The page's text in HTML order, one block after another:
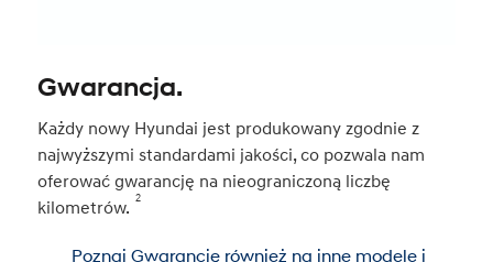
Gwarancja.
Każdy nowy Hyundai jest produkowany zgodnie z
najwyższymi standardami jakości, co pozwala nam
oferować gwarancję na nieograniczoną liczbę
kilometrów. 2
Poznaj Gwarancję również na inne modele i